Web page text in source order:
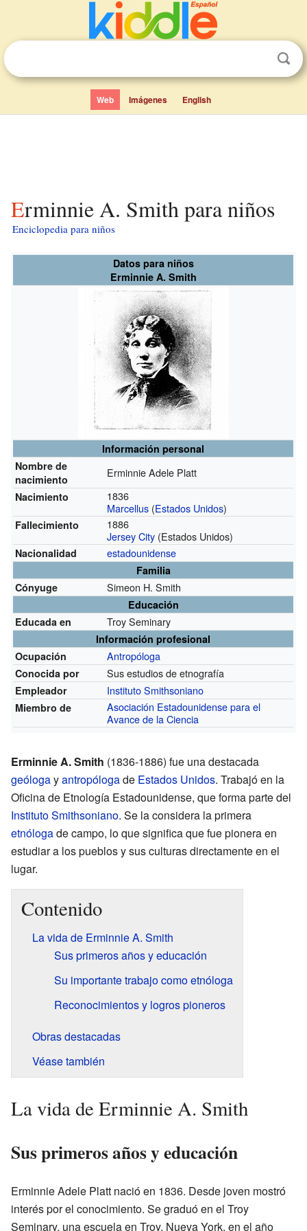
Web Imágenes English
Erminnie A. Smith para niños
Enciclopedia para niños
Datos para niños
Erminnie A. Smith
Información personal
Nombre de
nacimiento
Erminnie Adele Platt
Nacimiento
1836
Marcellus (Estados Unidos)
Fallecimiento
1886
Jersey City (Estados Unidos)
Nacionalidad estadounidense
Familia
Cónyuge
Simeon H. Smith
Educación
Educada en
Troy Seminary
Información profesional
Ocupación
Antropóloga
Conocida por Sus estudios de etnografía
Empleador Instituto Smithsoniano
Miembro de
Asociación Estadounidense para el
Avance de la Ciencia
Erminnie A. Smith (1836-1886) fue una destacada
geólogayantropólogade Estados Unidos. Trabajó en la
Oficina de Etnología Estadounidense, que forma parte del
Instituto Smithsoniano. Se la considera la primera
etnólogade campo, lo que significa que fue pionera en
estudiar a los pueblos y sus culturas directamente en el
lugar.
Contenido
La vida de Erminnie A. Smith
Sus primeros años y educación
Su importante trabajo como etnóloga
Reconocimientos y logros pioneros
Obras destacadas
Véase también
La vida de Erminnie A. Smith
Sus primeros años y educación
Erminnie Adele Platt nació en 1836. Desde joven mostró
interés por el conocimiento. Se graduó en el Troy
Seminary, una escuela en Troy, Nueva York, en el año